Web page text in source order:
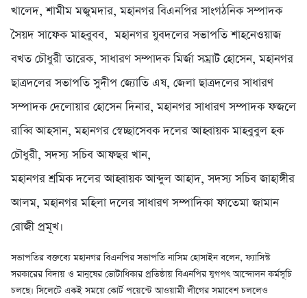
খালেদ, শামীম মজুমদার, মহানগর বিএনপির সাংগঠনিক সম্পাদক
সৈয়দ সাফেক মাহবুবব, মহানগর যুবদলের সভাপতি শাহনেওয়াজ
বখত চৌধুরী তারেক, সাধারণ সম্পাদক মির্জা সম্রাট হোসেন, মহানগর
ছাত্রদলের সভাপতি সুদীপ জ্যোতি এষ, জেলা ছাত্রদলের সাধারণ
সম্পাদক দেলোয়ার হোসেন দিনার, মহানগর সাধারণ সম্পাদক ফজলে
রাব্বি আহসান, মহানগর স্বেচ্ছাসেবক দলের আহ্বায়ক মাহবুবুল হক
চৌধুরী, সদস্য সচিব আফছর খান,
মহানগর শ্রমিক দলের আহ্বায়ক আব্দুল আহাদ, সদস্য সচিব জাহাঙ্গীর
আলম, মহানগর মহিলা দলের সাধারণ সম্পাদিকা ফাতেমা জামান
রোজী প্রমূখ।
সভাপতির বক্তব্যে মহানগর বিএনপির সভাপতি নাসিম হোসাইন বলেন, ফ্যাসিস্ট
সরকারের বিদায় ও মানুষের ভোটাধিকার প্রতিষ্ঠায় বিএনপির যুগপৎ আন্দোলন কর্মসূচি
চলছে। সিলেটে একই সময়ে কোর্ট পয়েন্টে আওয়ামী লীগের সমাবেশ চললেও